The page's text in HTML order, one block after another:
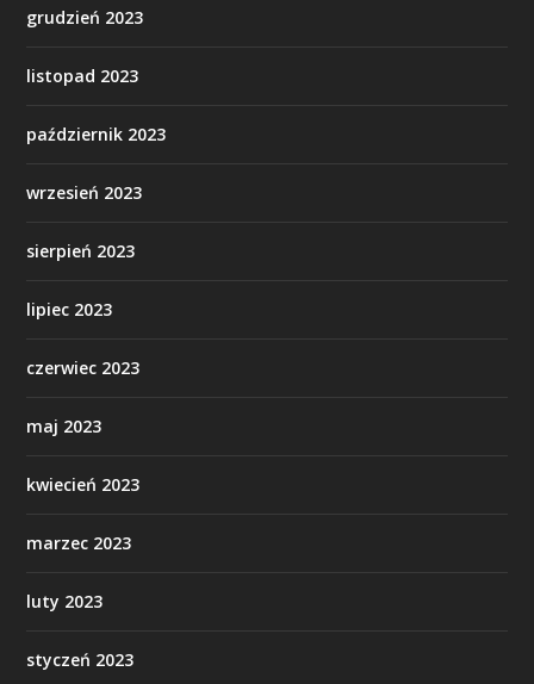
grudzień 2023
listopad 2023
październik 2023
wrzesień 2023
sierpień 2023
lipiec 2023
czerwiec 2023
maj 2023
kwiecień 2023
marzec 2023
luty 2023
styczeń 2023